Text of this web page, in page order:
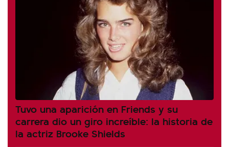
Tuvo una aparición en Friends y su
carrera dio un giro increíble: la historia de
la actriz Brooke Shields